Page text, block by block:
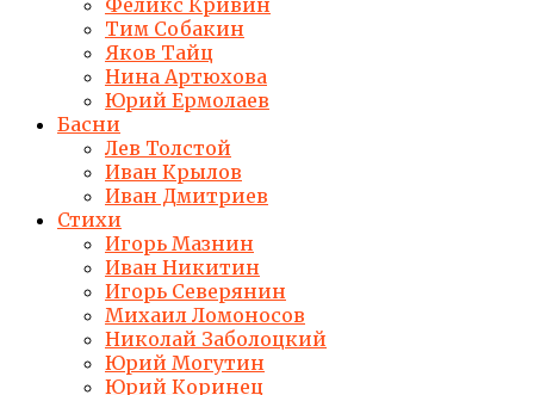
Феликс Кривин
Тим Собакин
Яков Тайц
Нина Артюхова
Юрий Ермолаев
Басни
Лев Толстой
Иван Крылов
Иван Дмитриев
Стихи
Игорь Мазнин
Иван Никитин
Игорь Северянин
Михаил Ломоносов
Николай Заболоцкий
Юрий Могутин
Юрий Коринец